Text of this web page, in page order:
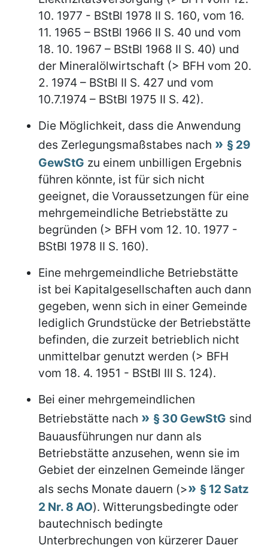
10. 1977 - BStBl 1978 II S. 160, vom 16.
11. 1965 – BStBl 1966 II S. 40 und vom
18. 10. 1967 – BStBl 1968 II S. 40) und
der Mineralölwirtschaft (> BFH vom 20.
2. 1974 – BStBl II S. 427 und vom
10.7.1974 – BStBl 1975 II S. 42).
Die Möglichkeit, dass die Anwendung
des Zerlegungsmaßstabes nach
§ 29
GewStG zu einem unbilligen Ergebnis
führen könnte, ist für sich nicht
geeignet, die Voraussetzungen für eine
mehrgemeindliche Betriebstätte zu
begründen (> BFH vom 12. 10. 1977 -
BStBl 1978 II S. 160).
Eine mehrgemeindliche Betriebstätte
ist bei Kapitalgesellschaften auch dann
gegeben, wenn sich in einer Gemeinde
lediglich Grundstücke der Betriebstätte
befinden, die zurzeit betrieblich nicht
unmittelbar genutzt werden (> BFH
vom 18. 4. 1951 - BStBl III S. 124).
Bei einer mehrgemeindlichen
Betriebstätte nach
§ 30 GewStG sind
Bauausführungen nur dann als
Betriebstätte anzusehen, wenn sie im
Gebiet der einzelnen Gemeinde länger
als sechs Monate dauern (>
§ 12 Satz
2 Nr. 8 AO). Witterungsbedingte oder
bautechnisch bedingte
Unterbrechungen von kürzerer Dauer